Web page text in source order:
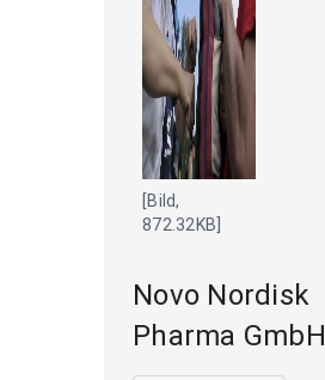
[Bild,
872.32KB]
Novo Nordisk
Pharma GmbH